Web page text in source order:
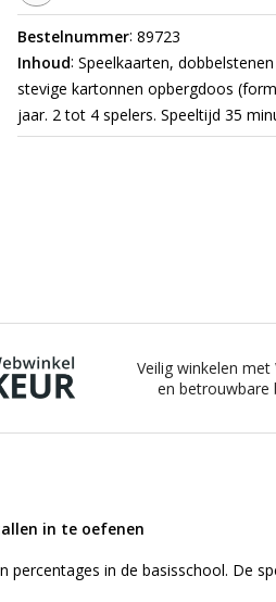
Bestelnummer: 89723
Inhoud: Speelkaarten,
stevige kartonnen opbergdoos
jaar. 2 tot 4 spelers. Speeltijd 35
Veilig winkelen met
en betrouwbare
in te oefenen
in de basisschool. De